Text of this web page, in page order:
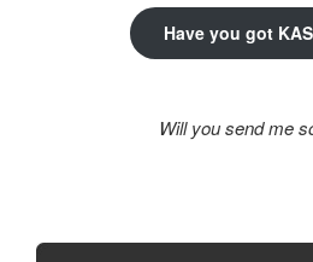
Have you got
Will you send me